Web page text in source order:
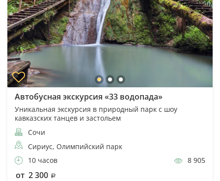
Автобусная экскурсия «33 водопада»
Уникальная экскурсия в природный парк с шоу
кавказских танцев и застольем
Сочи
Сириус, Олимпийский парк
10 часов
8 905
от 2 300